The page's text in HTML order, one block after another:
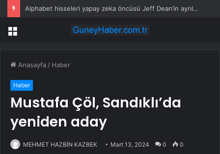
Alphabet hisseleri yapay zeka öncüsü Jeff Dean’in ayrılmasıyla %5 düştü
Menü
Anasayfa / Haber
Haber
Mustafa Çöl, Sandıklı’da
yeniden aday
MEHMET HAZBİN KAZBEK Mart 13, 2024 0 0